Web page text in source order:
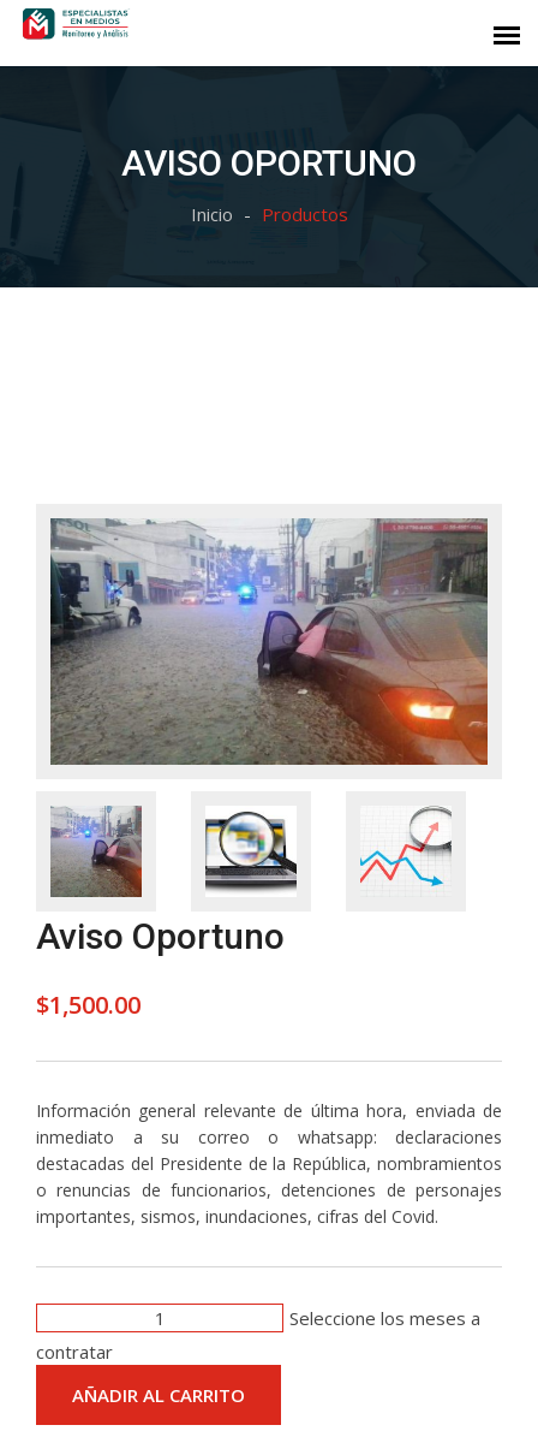
AVISO OPORTUNO
Inicio Productos
Aviso Oportuno
$1,500.00
Información general relevante de última hora, enviada de
inmediato a su correo o whatsapp: declaraciones
destacadas del Presidente de la República, nombramientos
o renuncias de funcionarios, detenciones de personajes
importantes, sismos, inundaciones, cifras del Covid.
Oportuno
cantidad
Seleccione los meses a
contratar
AÑADIR AL CARRITO